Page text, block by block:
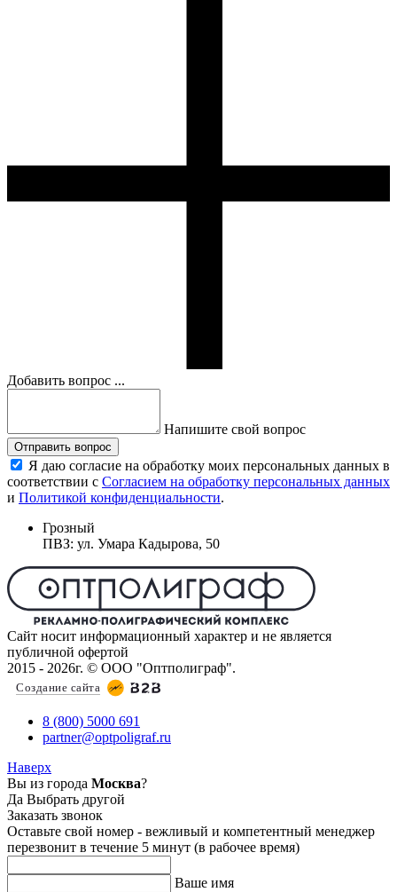
Добавить вопрос ...
Напишите свой вопрос
Отправить вопрос
Я даю согласие на обработку моих персональных данных в
соответствии с Согласием на обработку персональных данных
и Политикой конфиденциальности.
Грозный
ПВЗ: ул. Умара Кадырова, 50
Сайт носит информационный характер и не является
публичной офертой
2015 - 2026г. © ООО "Оптполиграф".
Создание сайта
8 (800) 5000 691
partner@optpoligraf.ru
Наверх
Вы из города Москва?
Да Выбрать другой
Заказать звонок
Оставьте свой номер - вежливый и компетентный менеджер
перезвонит в течение 5 минут (в рабочее время)
Ваше имя